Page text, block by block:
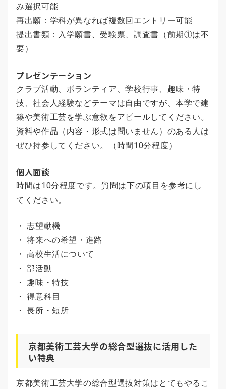
み選択可能
再出願：学科が異なれば複数回エントリー可能
提出書類：入学願書、受験票、調査書（前期①は不
要）
プレゼンテーション
クラブ活動、ボランティア、学校行事、趣味・特
技、社会人経験などテーマは自由ですが、本学で建
築や美術工芸を学ぶ意欲をアピールしてください。
資料や作品（内容・形式は問いません）のある人は
ぜひ持参してください。（時間10分程度）
個人面談
時間は10分程度です。質問は下の項目を参考にし
てください。
・ 志望動機
・ 将来への希望・進路
・ 高校生活について
・ 部活動
・ 趣味・特技
・ 得意科目
・ 長所・短所
京都美術工芸大学の総合型選抜に活用した
い特典
京都美術工芸大学の総合型選抜対策はとてもやるこ